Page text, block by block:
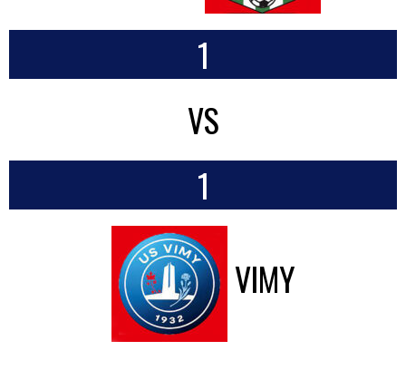
1
VS
1
VIMY